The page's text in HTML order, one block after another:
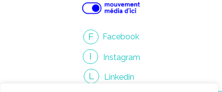
F Facebook
I Instagram
L Linkedin